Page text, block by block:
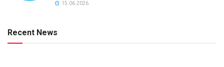
15.06.2026
Recent News